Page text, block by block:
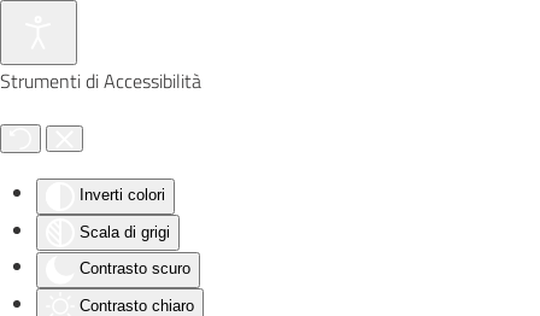
Strumenti di Accessibilità
Inverti colori
Scala di grigi
Contrasto scuro
Contrasto chiaro
Skip to main content